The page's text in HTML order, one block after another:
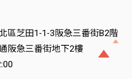
區芝田1-1-3阪急三番街B2階
阪急三番街地下2樓